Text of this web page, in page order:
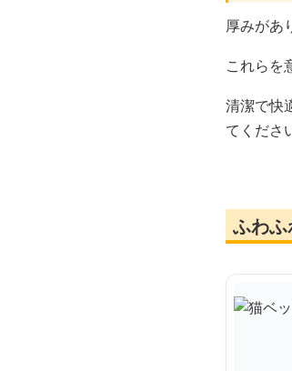
厚みがあ
これらを
清潔で快
てくださ
ふわ